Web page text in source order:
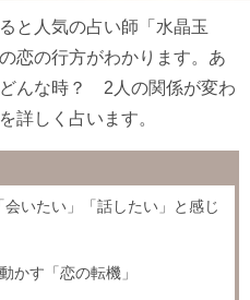
と人気の占い師「水晶玉
恋の行方がわかります。あ
んな時？ 2人の関係が変わ
詳しく占います。
いたい」「話したい」と感じ
かす「恋の転機」